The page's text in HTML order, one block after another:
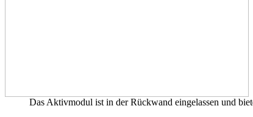
Das Aktivmodul ist in der Rückwand eingelassen und